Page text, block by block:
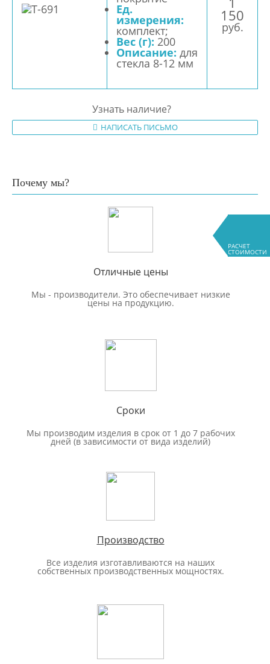
РАСЧЕТ
СТОИМОСТИ
Ед.
измерения:
комплект;
Вес (г): 200
Описание: для
стекла 8-12 мм
150
руб.
Узнать наличие?
НАПИСАТЬ ПИСЬМО
Почему мы?
Отличные цены
Мы - производители. Это обеспечивает низкие
цены на продукцию.
Сроки
Мы производим изделия в срок от 1 до 7 рабочих
дней (в зависимости от вида изделий)
Производство
Все изделия изготавливаются на наших
собственных производственных мощностях.